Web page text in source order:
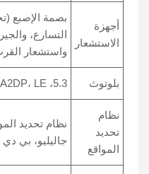
أجهزة
الاستشعار
بصمة الإصبع
التسارع،
واستشعار
بلوتوث 5.3، A2DP، LE
نظام
تحديد
المواقع
جاليليو، بي